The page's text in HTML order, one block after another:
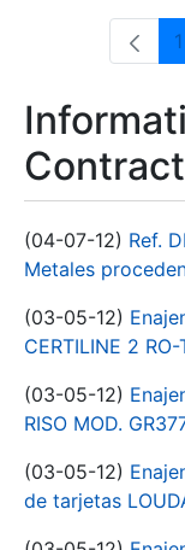
1
(04-07-12) Ref.
Metales
(03-05-12)
CERTILINE 2 RO-
(03-05-12)
RISO MOD.
(03-05-12)
de tarjetas